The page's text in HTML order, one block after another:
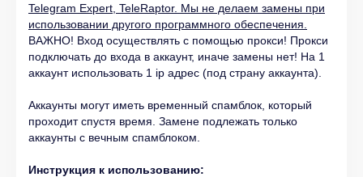
Telegram Expert, TeleRaptor. Мы не делаем замены при
использовании другого программного обеспечения.
ВАЖНО! Вход осуществлять с помощью прокси! Прокси
подключать до входа в аккаунт, иначе замены нет! На 1
аккаунт использовать 1 ip адрес (под страну аккаунта).
Аккаунты могут иметь временный спамблок, который
проходит спустя время. Замене подлежать только
аккаунты с вечным спамблоком.
Инструкция к использованию: